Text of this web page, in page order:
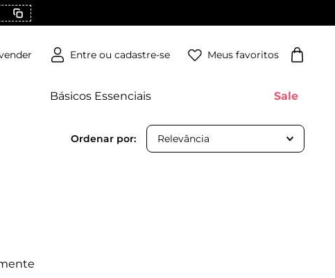
Meus favoritos
Básicos Essenciais Sale
Relevância